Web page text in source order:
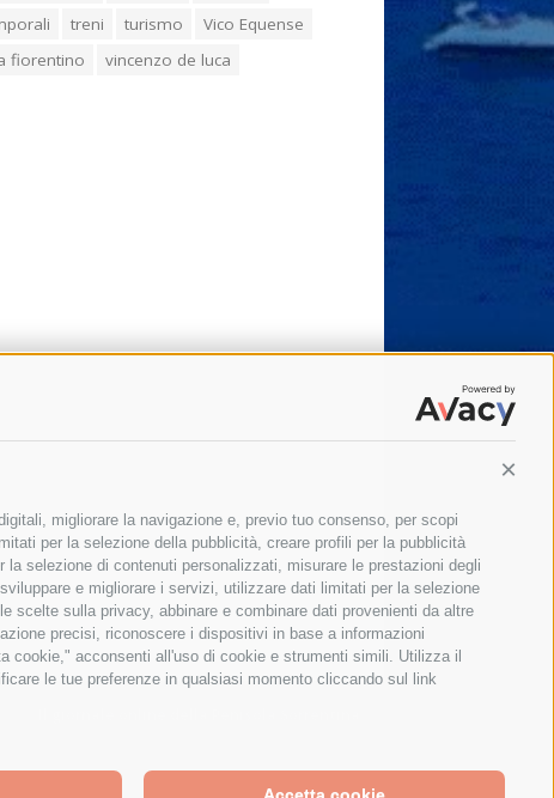
migliorare la navigazione e, previo tuo consenso, per scopi
per la selezione della pubblicità, creare profili per la pubblicità
selezione di contenuti personalizzati, misurare le prestazioni degli
e migliorare i servizi, utilizzare dati limitati per la selezione
scelte sulla privacy, abbinare e combinare dati provenienti da altre
precisi, riconoscere i dispositivi in base a informazioni
cookie," acconsenti all'uso di cookie e strumenti simili. Utilizza il
le tue preferenze in qualsiasi momento cliccando sul link
treni turismo
Vico Equense
fiorentino
vincenzo de luca